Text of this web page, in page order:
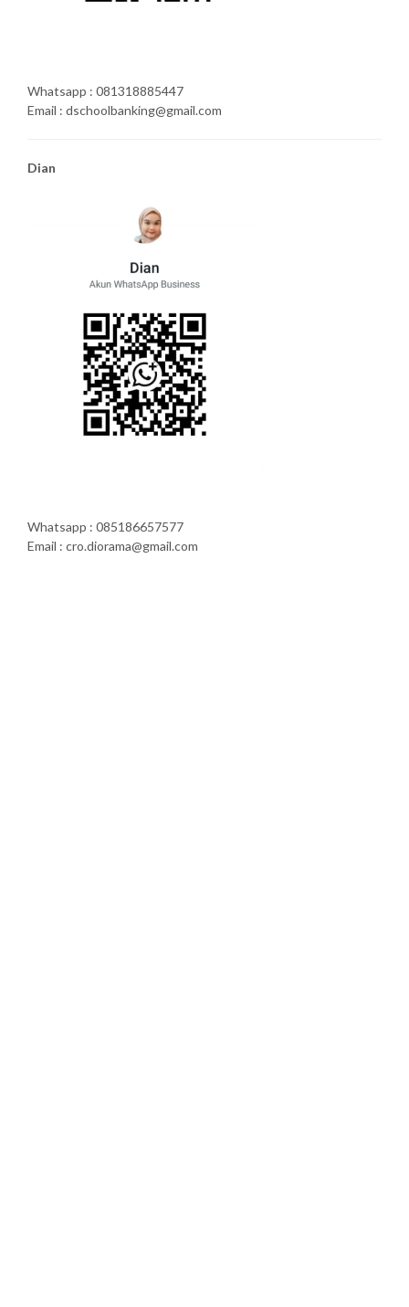
Whatsapp : 081318885447
Email : dschoolbanking@gmail.com
Dian
Whatsapp : 085186657577
Email : cro.diorama@gmail.com